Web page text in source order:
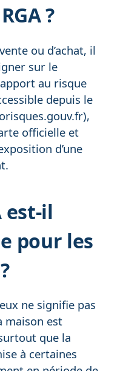
?
ou d’achat, il
sur le
au risque
depuis le
),
officielle et
d’une
est-il
pour les
ne signifie pas
maison est
que la
à certaines